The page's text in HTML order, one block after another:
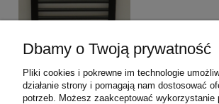
« 1 2 »
Dbamy o Twoją prywatność
Pliki cookies i pokrewne im technologie
działanie strony i pomagają nam dostosować
potrzeb. Możesz zaakceptować wykorzystanie